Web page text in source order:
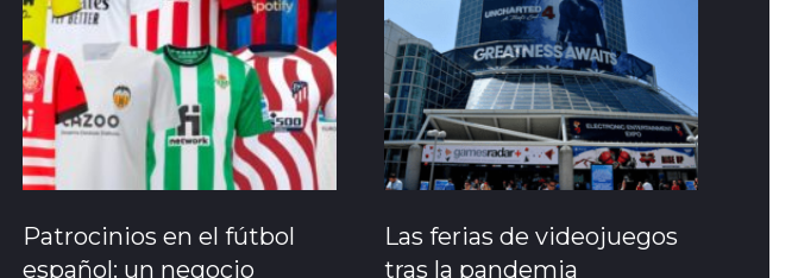
Patrocinios en el fútbol
español: un negocio
Las ferias de videojuegos
tras la pandemia